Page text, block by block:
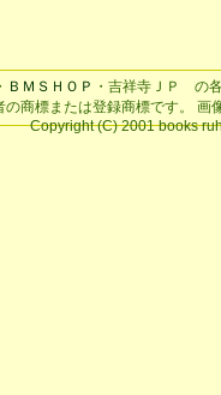
ＢＭＳＨＯＰ ・吉祥寺ＪＰ の
の商標または登録商標です。 画
Copyright (C) 2001 books